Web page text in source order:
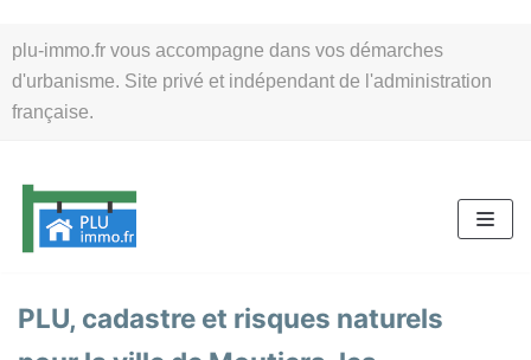
plu-immo.fr vous accompagne dans vos démarches
d'urbanisme. Site privé et indépendant de l'administration
française.
au
contenu
PLU, cadastre et risques naturels